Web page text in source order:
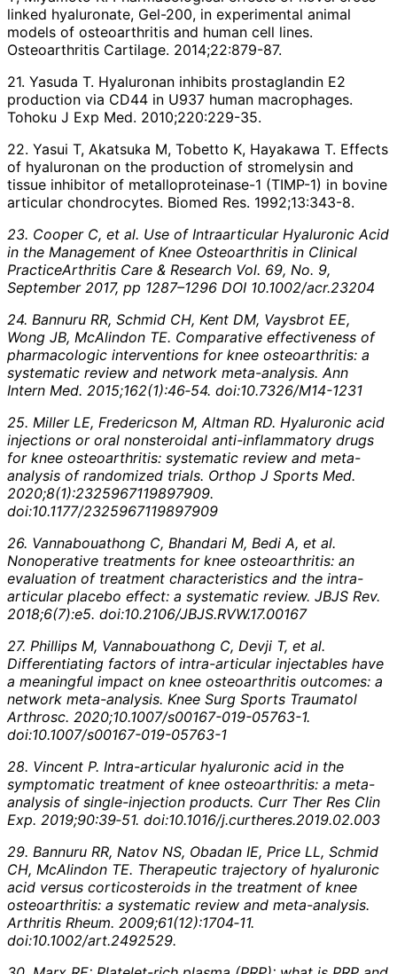
linked hyaluronate, Gel-200, in experimental animal
models of osteoarthritis and human cell lines.
Osteoarthritis Cartilage. 2014;22:879-87.
21. Yasuda T. Hyaluronan inhibits prostaglandin E2
production via CD44 in U937 human macrophages.
Tohoku J Exp Med. 2010;220:229-35.
22. Yasui T, Akatsuka M, Tobetto K, Hayakawa T. Effects
of hyaluronan on the production of stromelysin and
tissue inhibitor of metalloproteinase-1 (TIMP-1) in bovine
articular chondrocytes. Biomed Res. 1992;13:343-8.
23. Cooper C, et al. Use of Intraarticular Hyaluronic Acid
in the Management of Knee Osteoarthritis in Clinical
PracticeArthritis Care & Research Vol. 69, No. 9,
September 2017, pp 1287–1296 DOI 10.1002/acr.23204
24. Bannuru RR, Schmid CH, Kent DM, Vaysbrot EE,
Wong JB, McAlindon TE. Comparative effectiveness of
pharmacologic interventions for knee osteoarthritis: a
systematic review and network meta-analysis. Ann
Intern Med. 2015;162(1):46‐54. doi:10.7326/M14-1231
25. Miller LE, Fredericson M, Altman RD. Hyaluronic acid
injections or oral nonsteroidal anti-inflammatory drugs
for knee osteoarthritis: systematic review and meta-
analysis of randomized trials. Orthop J Sports Med.
2020;8(1):2325967119897909.
doi:10.1177/2325967119897909
26. Vannabouathong C, Bhandari M, Bedi A, et al.
Nonoperative treatments for knee osteoarthritis: an
evaluation of treatment characteristics and the intra-
articular placebo effect: a systematic review. JBJS Rev.
2018;6(7):e5. doi:10.2106/JBJS.RVW.17.00167
27. Phillips M, Vannabouathong C, Devji T, et al.
Differentiating factors of intra-articular injectables have
a meaningful impact on knee osteoarthritis outcomes: a
network meta-analysis. Knee Surg Sports Traumatol
Arthrosc. 2020;10.1007/s00167-019-05763-1.
doi:10.1007/s00167-019-05763-1
28. Vincent P. Intra-articular hyaluronic acid in the
symptomatic treatment of knee osteoarthritis: a meta-
analysis of single-injection products. Curr Ther Res Clin
Exp. 2019;90:39‐51. doi:10.1016/j.curtheres.2019.02.003
29. Bannuru RR, Natov NS, Obadan IE, Price LL, Schmid
CH, McAlindon TE. Therapeutic trajectory of hyaluronic
acid versus corticosteroids in the treatment of knee
osteoarthritis: a systematic review and meta-analysis.
Arthritis Rheum. 2009;61(12):1704‐11.
doi:10.1002/art.2492529.